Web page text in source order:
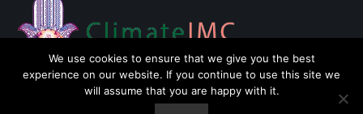
We use cookies to ensure that we give you the best
experience on our website. If you continue to use this site we
will assume that you are happy with it.